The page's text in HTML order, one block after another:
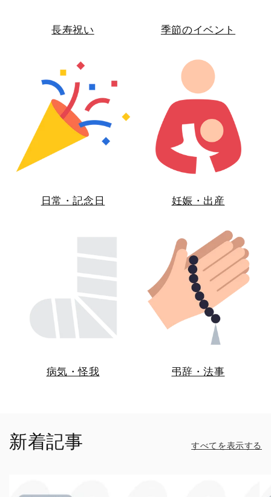
長寿祝い 季節のイベント
日常・記念日 妊娠・出産
病気・怪我 弔辞・法事
新着記事 すべてを表示する